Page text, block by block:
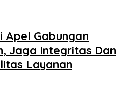
Apel Gabungan
Jaga Integritas Dan
Layanan